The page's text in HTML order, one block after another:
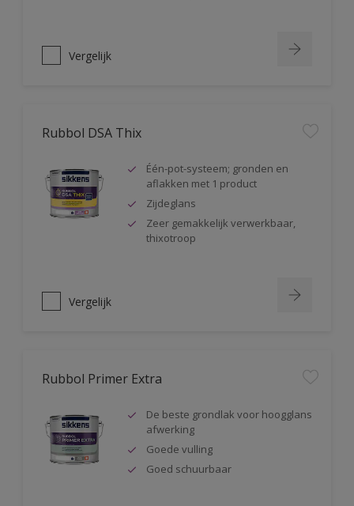
Vergelijk
Rubbol DSA Thix
Één-pot-systeem; gronden en
aflakken met 1 product
Zijdeglans
Zeer gemakkelijk verwerkbaar,
thixotroop
Vergelijk
Rubbol Primer Extra
De beste grondlak voor hoogglans
afwerking
Goede vulling
Goed schuurbaar